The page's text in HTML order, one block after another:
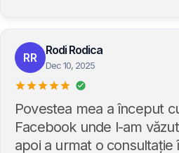
RR
Rodi Rodica
Dec 10, 2025
Povestea mea a început
Facebook unde l-am
apoi a urmat o consultație